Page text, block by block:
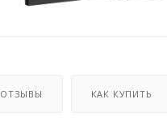
ОТЗЫВЫ КАК КУПИТЬ